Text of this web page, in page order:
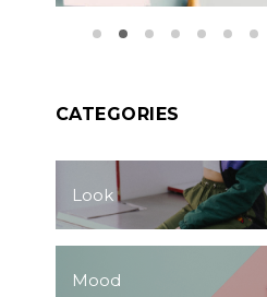
CATEGORIES
Look
Mood